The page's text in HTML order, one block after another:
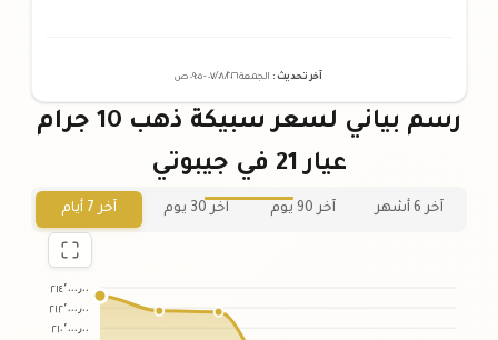
آخر تحديث : الجمعة ٠٧ /٠٨/٢٠٢٦ - ٠٩:٠٥ ص
رسم بياني لسعر سبيكة ذهب 10 جرام
عيار 21 في جيبوتي
آخر 6 أشهر آخر 90 يوم آخر 30 يوم آخر 7 أيام
٢١٤٬٠٠٠٫٠٠
٢١٢٬٠٠٠٫٠٠
٢١٠٬٠٠٠٫٠٠